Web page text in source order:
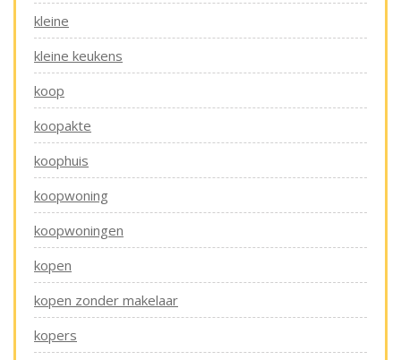
kleine
kleine keukens
koop
koopakte
koophuis
koopwoning
koopwoningen
kopen
kopen zonder makelaar
kopers